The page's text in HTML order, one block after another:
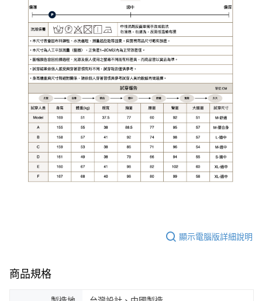
顯示電腦版詳細說明
商品規格